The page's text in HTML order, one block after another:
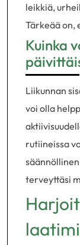
leikkiä,
Tärkeää on,
Kuinka
Liikunnan
voi olla
rutiineissa
terveyttäsi